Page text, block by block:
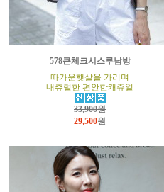
578큰체크시스루남방
따가운햇살을 가리며
내츄럴한 편안한캐쥬얼
33,900원
29,500원